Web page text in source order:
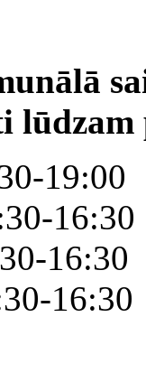
lūdzam
19:00
16:30
16:30
16:30